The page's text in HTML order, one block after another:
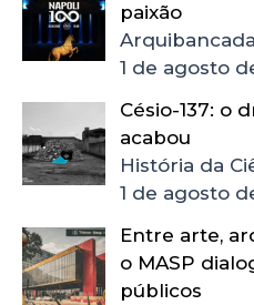
paixão
1 de agosto
Césio-137: o
acabou
História da
1 de agosto
Entre arte,
o MASP
públicos